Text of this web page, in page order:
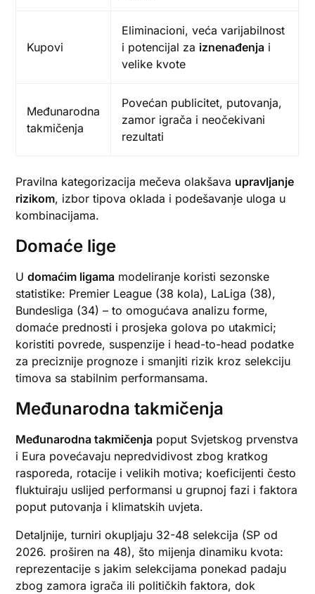
Kupovi
Eliminacioni, veća varijabilnost
i potencijal za iznenađenja i
velike kvote
Međunarodna
takmičenja
Povećan publicitet, putovanja,
zamor igrača i neočekivani
rezultati
Pravilna kategorizacija mečeva olakšava upravljanje
rizikom, izbor tipova oklada i podešavanje uloga u
kombinacijama.
Domaće lige
Udomaćim ligama modeliranje koristi sezonske
statistike: Premier League (38 kola), LaLiga (38),
Bundesliga (34) – to omogućava analizu forme,
domaće prednosti i prosjeka golova po utakmici;
koristiti povrede, suspenzije i head-to-head podatke
za preciznije prognoze i smanjiti rizik kroz selekciju
timova sa stabilnim performansama.
Međunarodna takmičenja
Međunarodna takmičenja poput Svjetskog prvenstva
i Eura povećavaju nepredvidivost zbog kratkog
rasporeda, rotacije i velikih motiva; koeficijenti često
fluktuiraju uslijed performansi u grupnoj fazi i faktora
poput putovanja i klimatskih uvjeta.
Detaljnije, turniri okupljaju 32-48 selekcija (SP od
2026. proširen na 48), što mijenja dinamiku kvota:
reprezentacije s jakim selekcijama ponekad padaju
zbog zamora igrača ili političkih faktora, dok